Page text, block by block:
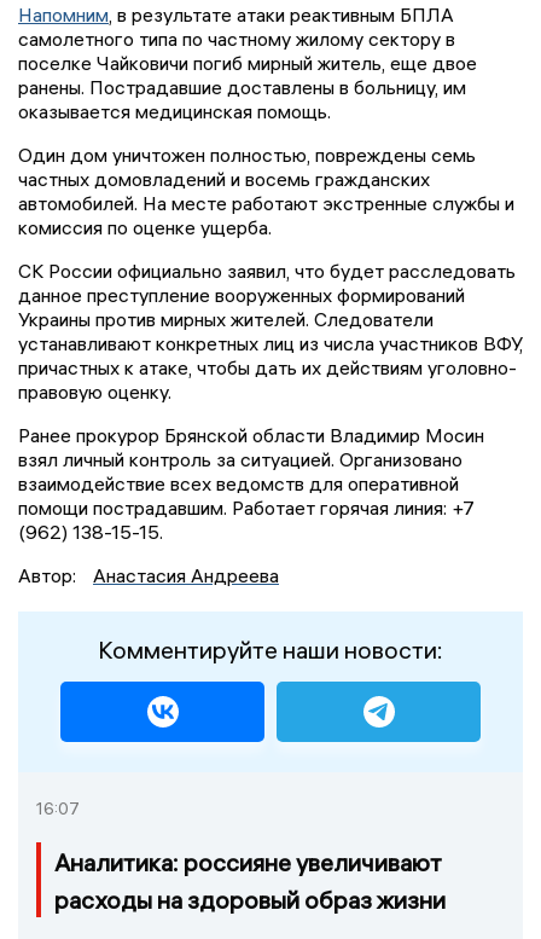
Напомним , в результате атаки реактивным БПЛА
самолетного типа по частному жилому сектору в
поселке Чайковичи погиб мирный житель, еще двое
ранены. Пострадавшие доставлены в больницу, им
оказывается медицинская помощь.
Один дом уничтожен полностью, повреждены семь
частных домовладений и восемь гражданских
автомобилей. На месте работают экстренные службы и
комиссия по оценке ущерба.
СК России официально заявил, что будет расследовать
данное преступление вооруженных формирований
Украины против мирных жителей. Следователи
устанавливают конкретных лиц из числа участников ВФУ,
причастных к атаке, чтобы дать их действиям уголовно-
правовую оценку.
Ранее прокурор Брянской области Владимир Мосин
взял личный контроль за ситуацией. Организовано
взаимодействие всех ведомств для оперативной
помощи пострадавшим. Работает горячая линия: +7
(962) 138-15-15.
Автор:
Анастасия Андреева
Комментируйте наши новости:
16:07
Аналитика: россияне увеличивают
расходы на здоровый образ жизни